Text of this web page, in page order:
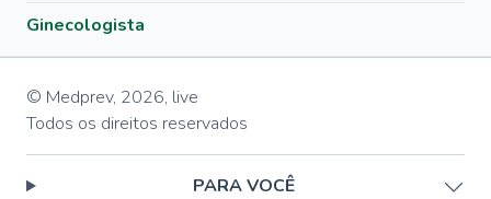
Ginecologista
© Medprev, 2026, live
Todos os direitos reservados
PARA VOCÊ